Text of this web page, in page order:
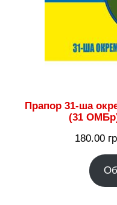
Прапор 31-ша
(31
180.00